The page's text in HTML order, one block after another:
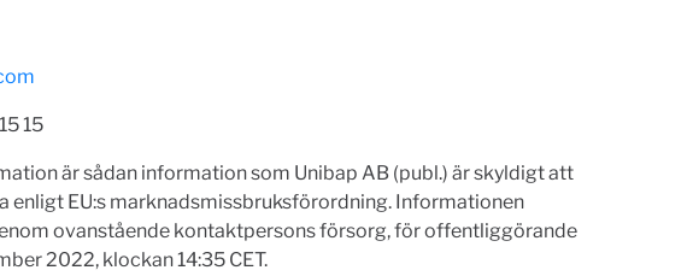
15
är sådan information som Unibap AB (publ.) är skyldigt att
enligt EU:s marknadsmissbruksförordning. Informationen
ovanstående kontaktpersons försorg, för offentliggörande
2022, klockan 14:35 CET.